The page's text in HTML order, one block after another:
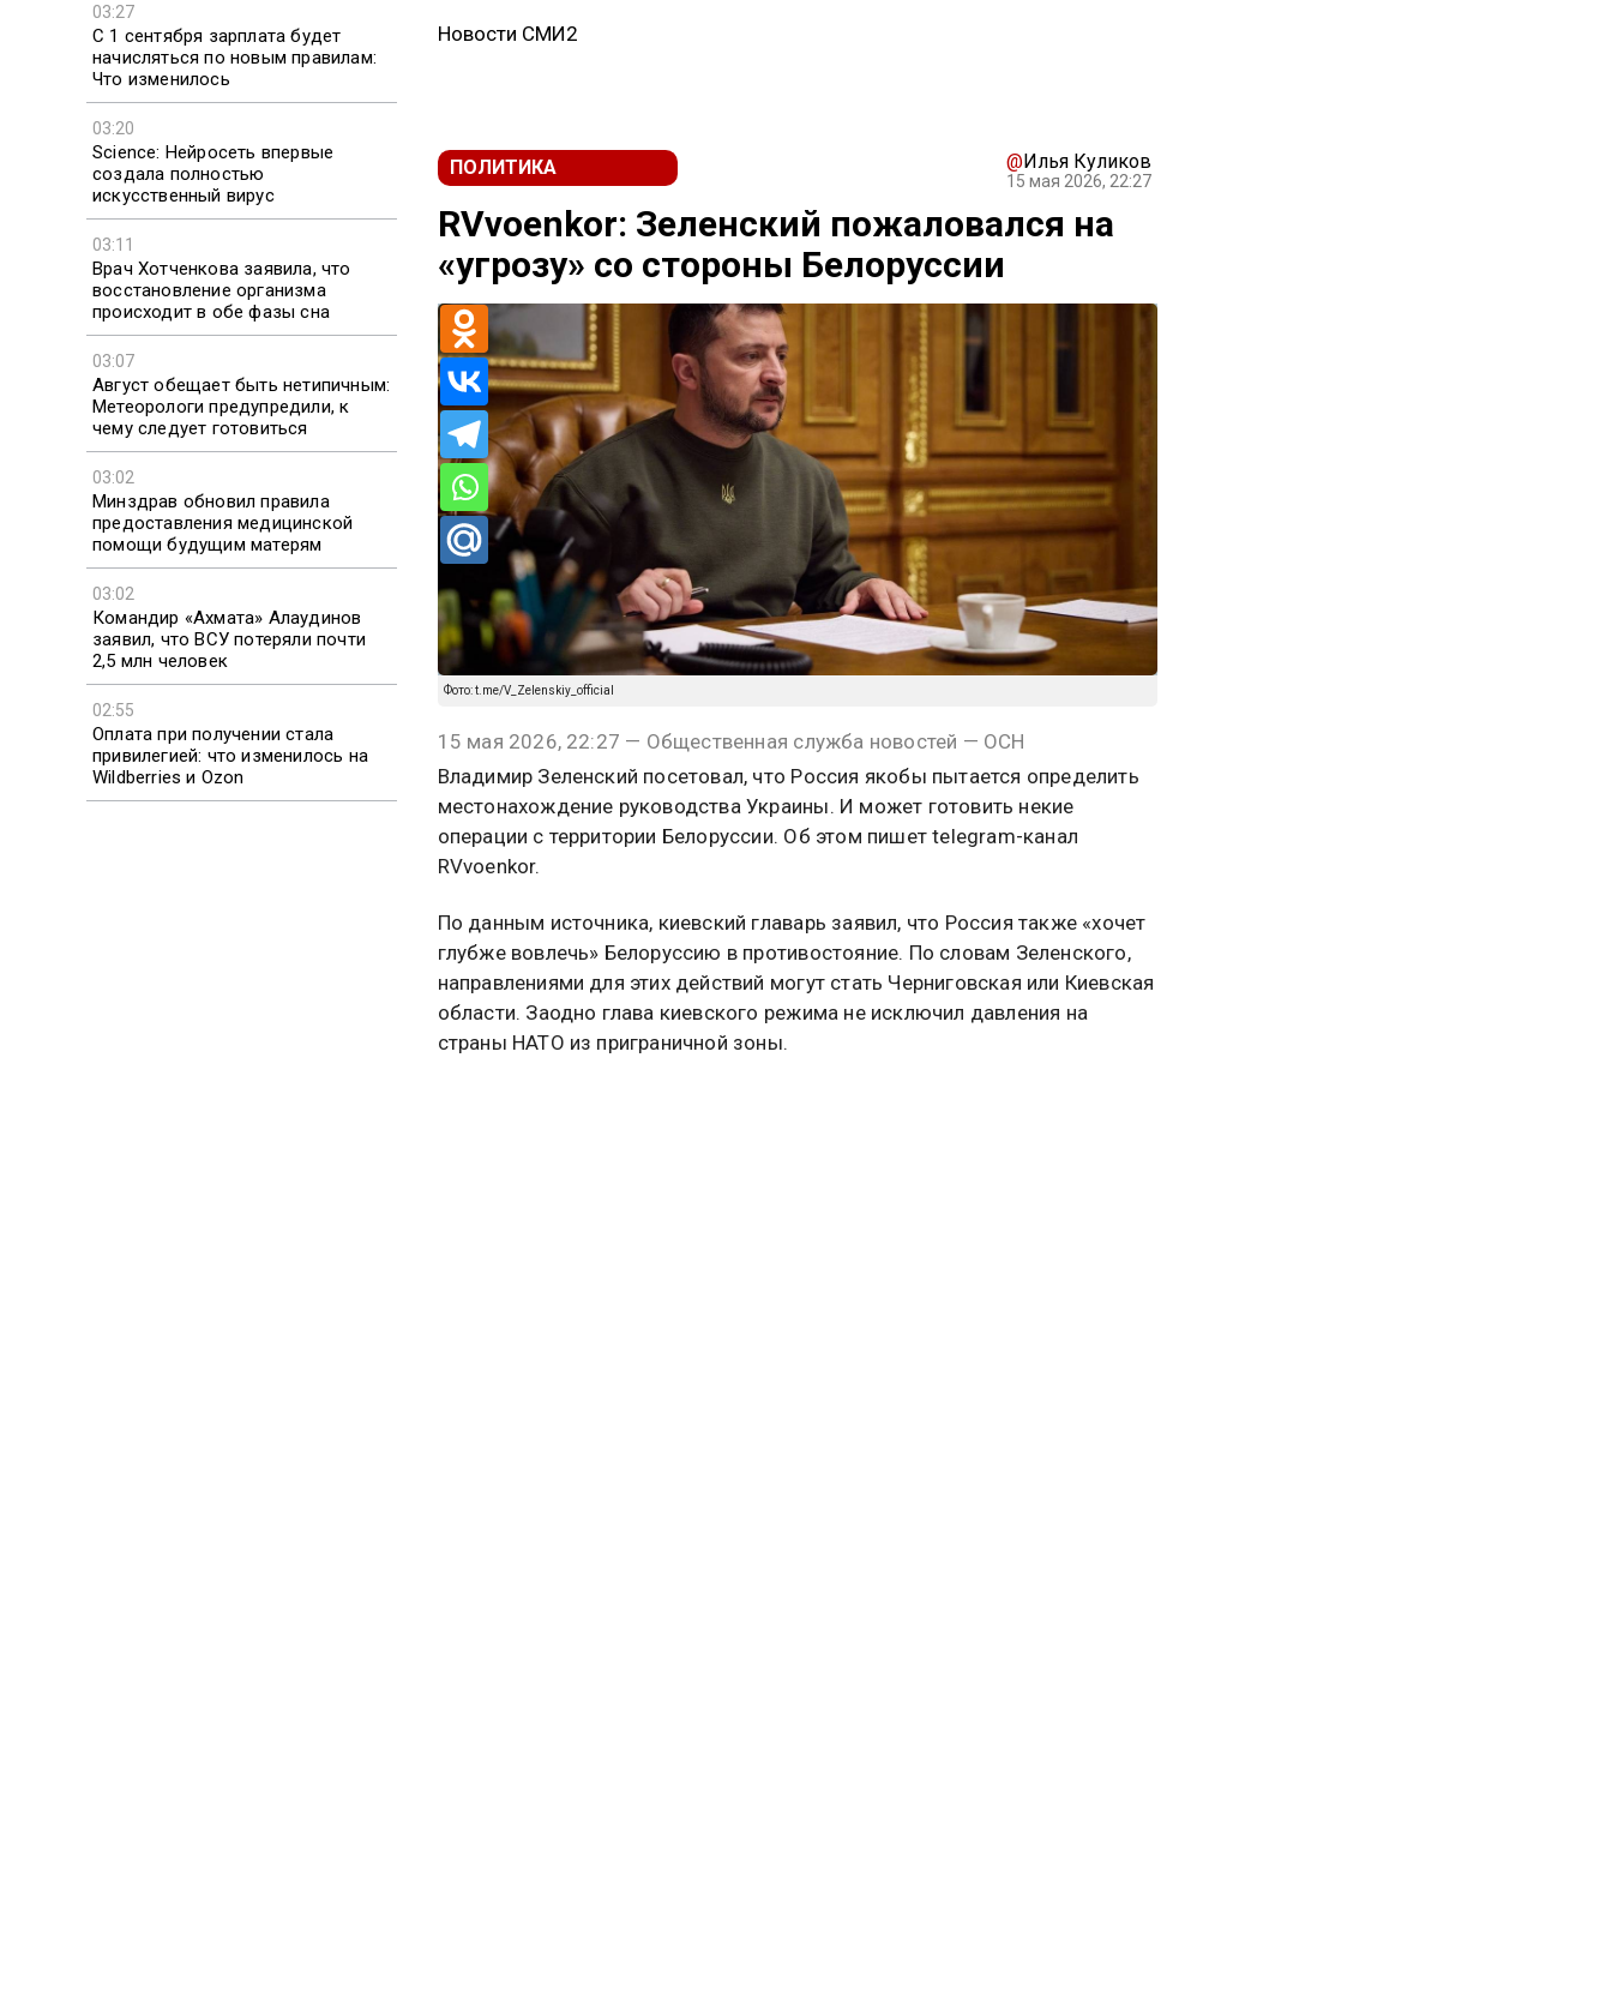
03:27
С 1 сентября зарплата будет
начисляться по новым правилам:
Что изменилось
03:20
Science: Нейросеть впервые
создала полностью
искусственный вирус
03:11
Врач Хотченкова заявила, что
восстановление организма
происходит в обе фазы сна
03:07
Август обещает быть нетипичным:
Метеорологи предупредили, к
чему следует готовиться
03:02
Минздрав обновил правила
предоставления медицинской
помощи будущим матерям
03:02
Командир «Ахмата» Алаудинов
заявил, что ВСУ потеряли почти
2,5 млн человек
02:55
Оплата при получении стала
привилегией: что изменилось на
Wildberries и Ozon
Новости СМИ2
ПОЛИТИКА @Илья Куликов
15 мая 2026, 22:27
RVvoenkor: Зеленский пожаловался на
«угрозу» со стороны Белоруссии
Фото: t.me/V_Zelenskiy_official
15 мая 2026, 22:27 — Общественная служба новостей — ОСН
Владимир Зеленский посетовал, что Россия якобы пытается определить
местонахождение руководства Украины. И может готовить некие
операции с территории Белоруссии. Об этом пишет telegram-канал
RVvoenkor.
По данным источника, киевский главарь заявил, что Россия также «хочет
глубже вовлечь» Белоруссию в противостояние. По словам Зеленского,
направлениями для этих действий могут стать Черниговская или Киевская
области. Заодно глава киевского режима не исключил давления на
страны НАТО из приграничной зоны.